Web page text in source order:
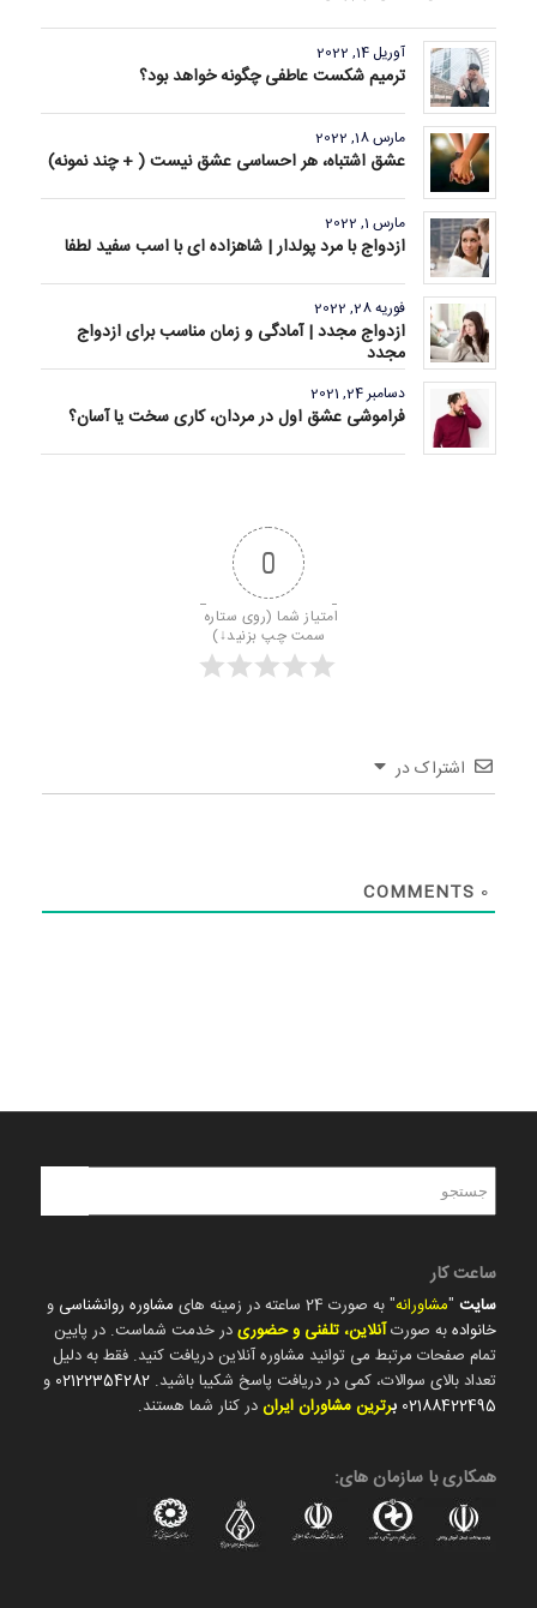
آوریل 14, 2022
ترمیم شکست عاطفی چگونه خواهد بود؟
مارس 18, 2022
عشق اشتباه، هر احساسی عشق نیست ( + چند نمونه)
مارس 1, 2022
ازدواج با مرد پولدار | شاهزاده ای با اسب سفید لطفا
فوریه 28, 2022
ازدواج مجدد | آمادگی و زمان مناسب برای ازدواج
مجدد
دسامبر 24, 2021
فراموشی عشق اول در مردان، کاری سخت یا آسان؟
0
امتیاز شما (روی ستاره
سمت چپ بزنید↓)
اشتراک در
0
ساعت کار
سایت"مشاورانه" به صورت 24 ساعته در زمینه های مشاوره روانشناسی و
خانوادهبه صورتآنلاین، تلفنی و حضوریدر خدمت شماست. در پایین
تمام صفحات مرتبط می توانید مشاوره آنلاین دریافت کنید. فقط به دلیل
تعداد بالای سوالات، کمی در دریافت پاسخ شکیبا باشید. 02122354282 و
02188422495 برترین مشاوران ایراندر کنار شما هستند.
همکاری با سازمان های: